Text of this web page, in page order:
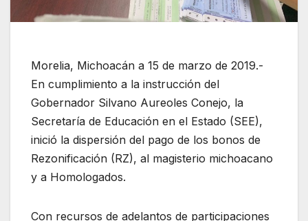
Morelia, Michoacán a 15 de marzo de 2019.-
En cumplimiento a la instrucción del
Gobernador Silvano Aureoles Conejo, la
Secretaría de Educación en el Estado (SEE),
inició la dispersión del pago de los bonos de
Rezonificación (RZ), al magisterio michoacano
y a Homologados.
Con recursos de adelantos de participaciones